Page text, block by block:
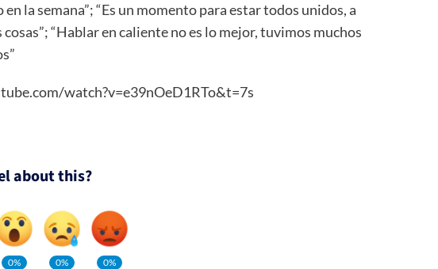
la semana”; “Es un momento para estar todos unidos, a
cosas”; “Hablar en caliente no es lo mejor, tuvimos muchos
watch?v=e39nOeD1RTo&t=7s
about this?
0%
0%
0%